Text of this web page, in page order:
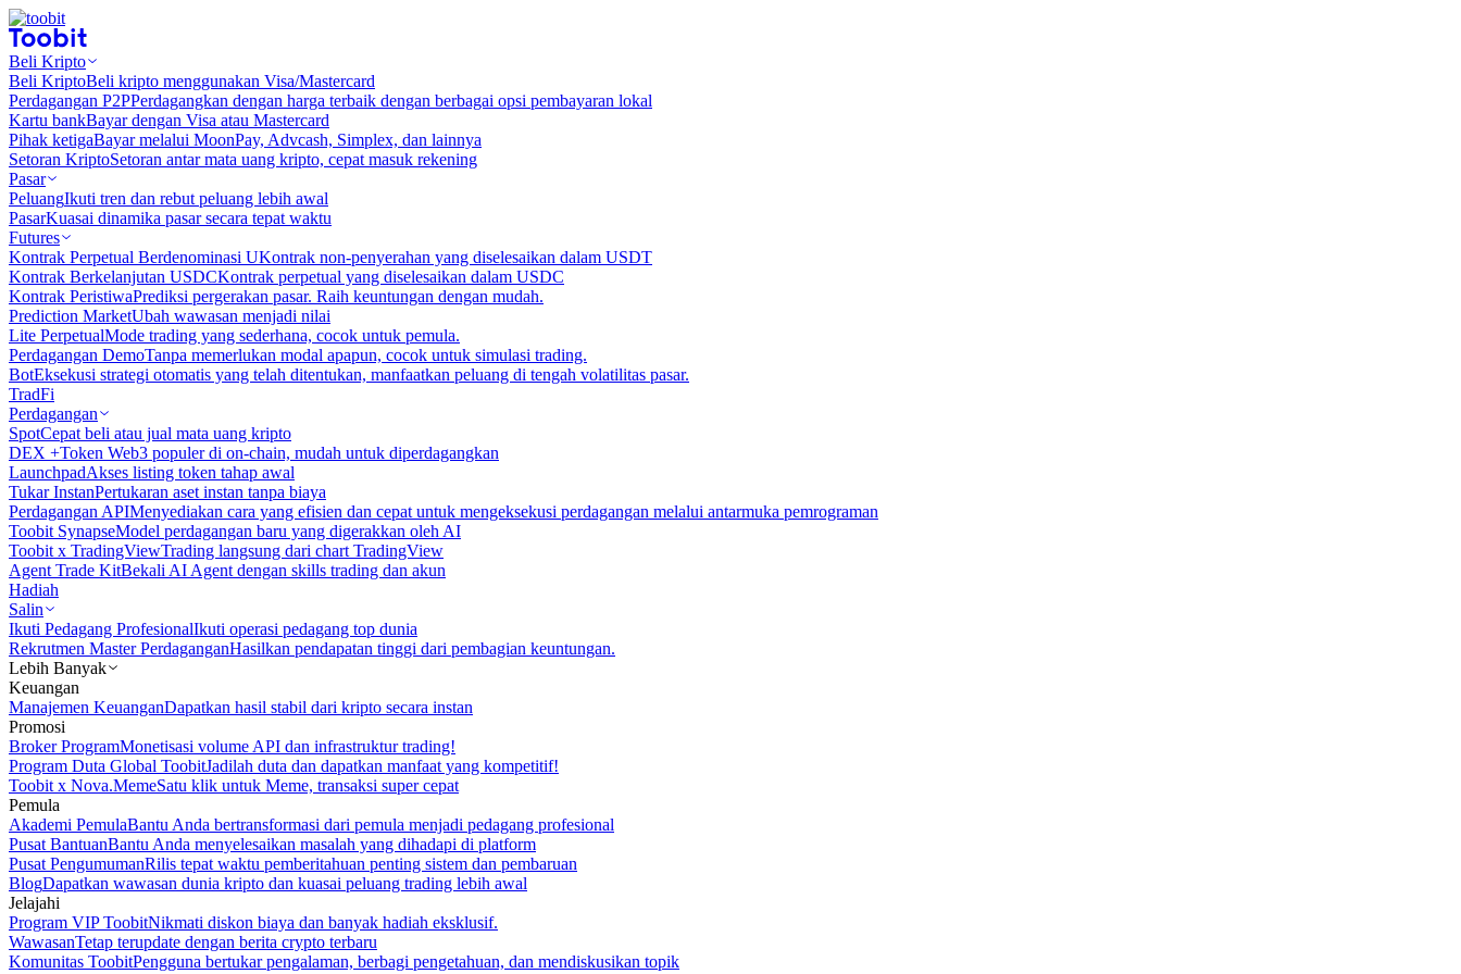
Beli Kripto
Beli KriptoBeli kripto menggunakan Visa/Mastercard
Perdagangan P2PPerdagangkan dengan harga terbaik dengan berbagai opsi pembayaran lokal
Kartu bankBayar dengan Visa atau Mastercard
Pihak ketigaBayar melalui MoonPay, Advcash, Simplex, dan lainnya
Setoran KriptoSetoran antar mata uang kripto, cepat masuk rekening
Pasar
PeluangIkuti tren dan rebut peluang lebih awal
PasarKuasai dinamika pasar secara tepat waktu
Futures
Kontrak Perpetual Berdenominasi UKontrak non-penyerahan yang diselesaikan dalam USDT
Kontrak Berkelanjutan USDCKontrak perpetual yang diselesaikan dalam USDC
Kontrak PeristiwaPrediksi pergerakan pasar. Raih keuntungan dengan mudah.
Prediction MarketUbah wawasan menjadi nilai
Lite PerpetualMode trading yang sederhana, cocok untuk pemula.
Perdagangan DemoTanpa memerlukan modal apapun, cocok untuk simulasi trading.
BotEksekusi strategi otomatis yang telah ditentukan, manfaatkan peluang di tengah volatilitas pasar.
TradFi
Perdagangan
SpotCepat beli atau jual mata uang kripto
DEX +Token Web3 populer di on-chain, mudah untuk diperdagangkan
LaunchpadAkses listing token tahap awal
Tukar InstanPertukaran aset instan tanpa biaya
Perdagangan APIMenyediakan cara yang efisien dan cepat untuk mengeksekusi perdagangan melalui antarmuka pemrograman
Toobit SynapseModel perdagangan baru yang digerakkan oleh AI
Toobit x TradingViewTrading langsung dari chart TradingView
Agent Trade KitBekali AI Agent dengan skills trading dan akun
Hadiah
Salin
Ikuti Pedagang ProfesionalIkuti operasi pedagang top dunia
Rekrutmen Master PerdaganganHasilkan pendapatan tinggi dari pembagian keuntungan.
Lebih Banyak
Keuangan
Manajemen KeuanganDapatkan hasil stabil dari kripto secara instan
Promosi
Broker ProgramMonetisasi volume API dan infrastruktur trading!
Program Duta Global ToobitJadilah duta dan dapatkan manfaat yang kompetitif!
Toobit x Nova.MemeSatu klik untuk Meme, transaksi super cepat
Pemula
Akademi PemulaBantu Anda bertransformasi dari pemula menjadi pedagang profesional
Pusat BantuanBantu Anda menyelesaikan masalah yang dihadapi di platform
Pusat PengumumanRilis tepat waktu pemberitahuan penting sistem dan pembaruan
BlogDapatkan wawasan dunia kripto dan kuasai peluang trading lebih awal
Jelajahi
Program VIP ToobitNikmati diskon biaya dan banyak hadiah eksklusif.
WawasanTetap terupdate dengan berita crypto terbaru
Komunitas ToobitPengguna bertukar pengalaman, berbagi pengetahuan, dan mendiskusikan topik